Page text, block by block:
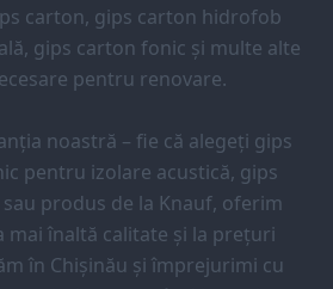
carton, gips carton hidrofob
gips carton fonic și multe alte
pentru renovare.
noastră – fie că alegeți gips
pentru izolare acustică, gips
produs de la Knauf, oferim
mai înaltă calitate și la prețuri
în Chișinău și împrejurimi cu